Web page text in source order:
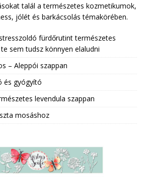
talál a természetes kozmetikumok,
jólét és barkácsolás témakörében.
fürdőrutint természetes
sem tudsz könnyen elaludni
– Aleppói szappan
és gyógyító
levendula szappan
mosáshoz